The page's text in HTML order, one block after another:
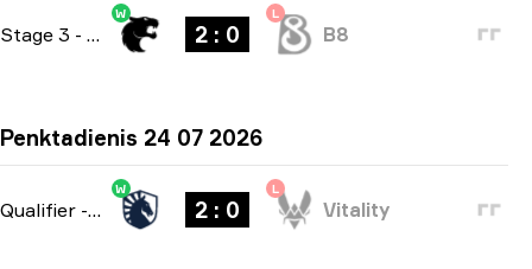
Stage 3 - bo3
W
2 : 0
L
B8
Penktadienis 24 07 2026
Qualifier - bo3
W
2 : 0
L
Vitality